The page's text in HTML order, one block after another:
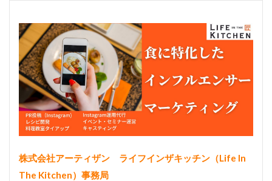
株式会社アーティザン
ライフインザキッチン（Life In
The Kitchen）事務局